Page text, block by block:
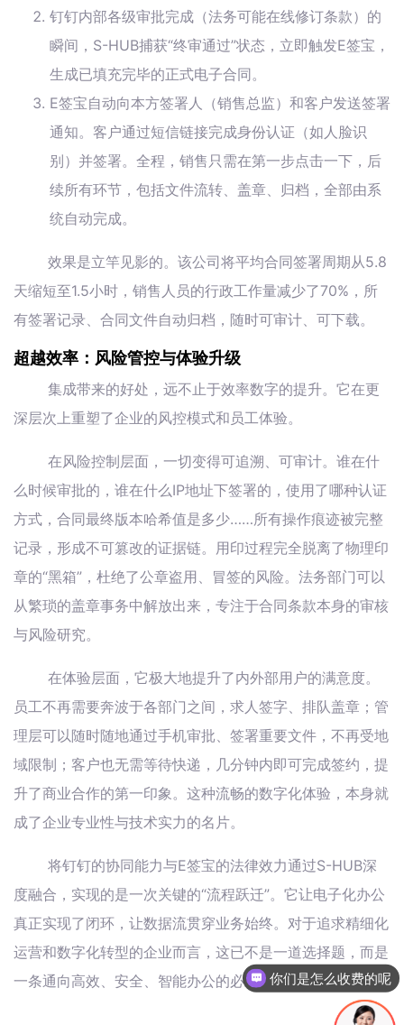
钉钉内部各级审批完成（法务可能在线修订条款）的
瞬间，S-HUB捕获“终审通过”状态，立即触发E签宝，
生成已填充完毕的正式电子合同。
E签宝自动向本方签署人（销售总监）和客户发送签署
通知。客户通过短信链接完成身份认证（如人脸识
别）并签署。全程，销售只需在第一步点击一下，后
续所有环节，包括文件流转、盖章、归档，全部由系
统自动完成。
效果是立竿见影的。该公司将平均合同签署周期从5.8
天缩短至1.5小时，销售人员的行政工作量减少了70%，所
有签署记录、合同文件自动归档，随时可审计、可下载。
超越效率：风险管控与体验升级
集成带来的好处，远不止于效率数字的提升。它在更
深层次上重塑了企业的风控模式和员工体验。
在风险控制层面，一切变得可追溯、可审计。谁在什
么时候审批的，谁在什么IP地址下签署的，使用了哪种认证
方式，合同最终版本哈希值是多少……所有操作痕迹被完整
记录，形成不可篡改的证据链。用印过程完全脱离了物理印
章的“黑箱”，杜绝了公章盗用、冒签的风险。法务部门可以
从繁琐的盖章事务中解放出来，专注于合同条款本身的审核
与风险研究。
在体验层面，它极大地提升了内外部用户的满意度。
员工不再需要奔波于各部门之间，求人签字、排队盖章；管
理层可以随时随地通过手机审批、签署重要文件，不再受地
域限制；客户也无需等待快递，几分钟内即可完成签约，提
升了商业合作的第一印象。这种流畅的数字化体验，本身就
成了企业专业性与技术实力的名片。
将钉钉的协同能力与E签宝的法律效力通过S-HUB深
度融合，实现的是一次关键的“流程跃迁”。它让电子化办公
真正实现了闭环，让数据流贯穿业务始终。对于追求精细化
运营和数字化转型的企业而言，这已不是一道选择题，而是
一条通向高效、安全、智能办公的必经之路。你们是怎么收费的呢